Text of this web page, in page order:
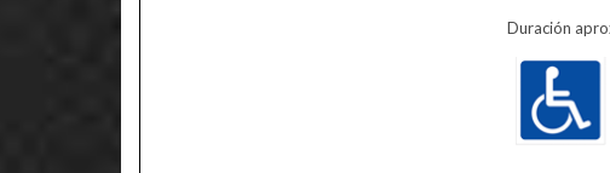
Duración